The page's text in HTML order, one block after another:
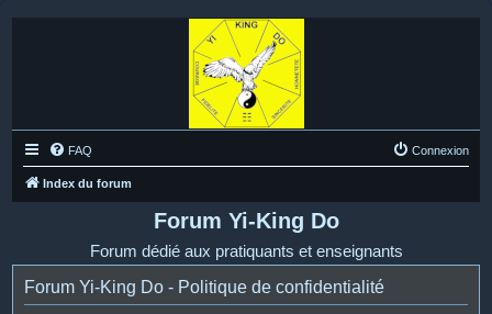
FAQ Connexion
Index du forum
Forum Yi-King Do
Forum dédié aux pratiquants et enseignants
Forum Yi-King Do - Politique de confidentialité